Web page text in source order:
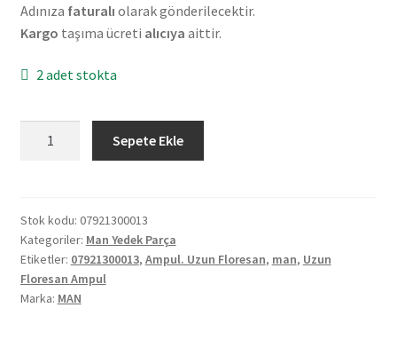
Adınıza faturalı olarak gönderilecektir.
Kargo taşıma ücreti alıcıya aittir.
2 adet stokta
Ampul
07921300013
adet
Sepete Ekle
Stok kodu: 07921300013
Kategoriler: Man Yedek Parça
Etiketler: 07921300013, Ampul. Uzun Floresan, man, Uzun
Floresan Ampul
Marka: MAN